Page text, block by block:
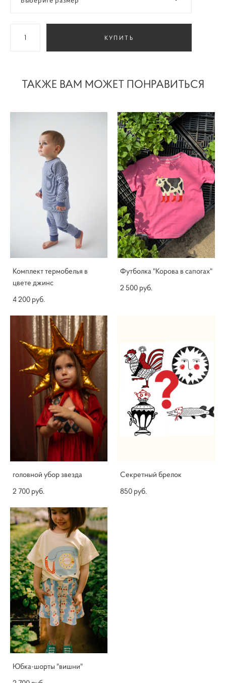
КУПИТЬ
ТАКЖЕ ВАМ МОЖЕТ ПОНРАВИТЬСЯ
Комплект термобелья в
цвете джинс
4 200 pуб.
Футболка "Корова в сапогах"
2 500 pуб.
головной убор звезда
2 700 pуб.
Секретный брелок
850 pуб.
Юбка-шорты "вишни"